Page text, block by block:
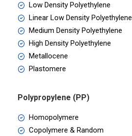
Low Density Polyethylene
Linear Low Density Polyethylene
Medium Density Polyethylene
High Density Polyethylene
Metallocene
Plastomere
Polypropylene (PP)
Homopolymere
Copolymere & Random